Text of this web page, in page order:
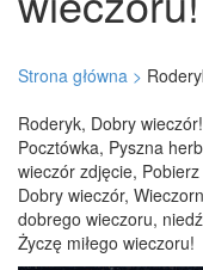
Strona główna >
Roderyk, Dobry
Pocztówka, Pyszna
wieczór zdjęcie,
Dobry wieczór,
dobrego wieczoru,
Życzę miłego wieczoru!